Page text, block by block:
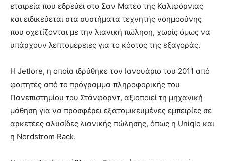
εταιρεία που εδρεύει στο Σαν Ματέο της Καλιφόρνιας
και ειδικεύεται στα συστήματα τεχνητής νοημοσύνης
που σχετίζονται με την λιανική πώληση, χωρίς όμως να
υπάρχουν λεπτομέρειες για το κόστος της εξαγοράς.
Η Jetlore, η οποία ιδρύθηκε τον Ιανουάριο του 2011 από
φοιτητές από το πρόγραμμα πληροφορικής του
Πανεπιστημίου του Στάνφορντ, αξιοποιεί τη μηχανική
μάθηση για να προσφέρει εξατομικευμένες εμπειρίες σε
αρκετέες αλυσίδες λιανικής πώλησης, όπως η Uniqlo και
η Nordstrom Rack.